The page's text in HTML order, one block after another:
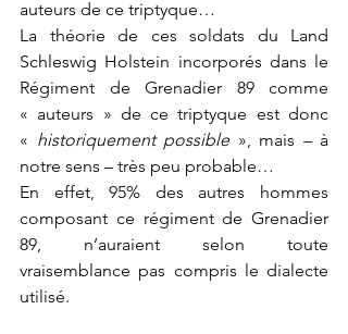
auteurs de ce triptyque…
La théorie de ces soldats du Land
Schleswig Holstein incorporés dans le
Régiment de Grenadier 89 comme
« auteurs » de ce triptyque est donc
« historiquement possible », mais – à
notre sens – très peu probable…
En effet, 95% des autres hommes
composant ce régiment de Grenadier
89, n’auraient selon toute
vraisemblance pas compris le dialecte
utilisé.